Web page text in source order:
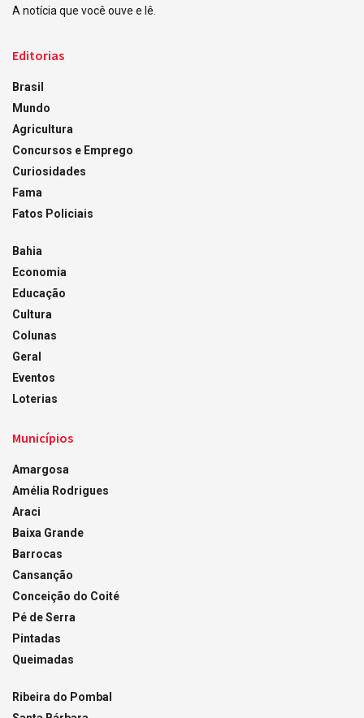
A notícia que você ouve e lê.
Editorias
Brasil
Mundo
Agricultura
Concursos e Emprego
Curiosidades
Fama
Fatos Policiais
Bahia
Economia
Educação
Cultura
Colunas
Geral
Eventos
Loterias
Municípios
Amargosa
Amélia Rodrigues
Araci
Baixa Grande
Barrocas
Cansanção
Conceição do Coité
Pé de Serra
Pintadas
Queimadas
Ribeira do Pombal